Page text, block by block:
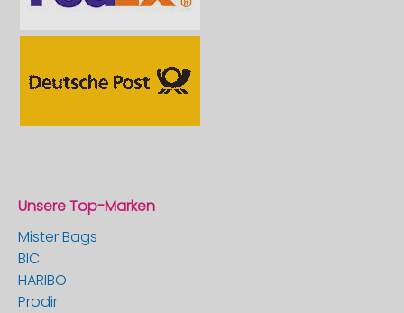
Unsere Top-Marken
Mister Bags
BIC
HARIBO
Prodir